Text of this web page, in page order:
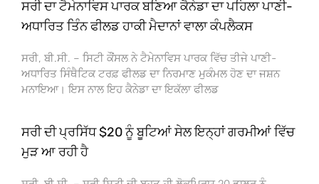
ਸਰੀ ਦਾ ਟੈਮੇਨਾਵਿਸ ਪਾਰਕ ਬਣਿਆ ਕੈਨੇਡਾ ਦਾ ਪਹਿਲਾ ਪਾਣੀ-
ਅਧਾਰਿਤ ਤਿੰਨ ਫੀਲਡ ਹਾਕੀ ਮੈਦਾਨਾਂ ਵਾਲਾ ਕੰਪਲੈਕਸ
ਸਰੀ, ਬੀ.ਸੀ. – ਸਿਟੀ ਕੌਂਸਲ ਨੇ ਟੈਮੇਨਾਵਿਸ ਪਾਰਕ ਵਿੱਚ ਤੀਜੇ ਪਾਣੀ-
ਅਧਾਰਿਤ ਸਿੰਥੈਟਿਕ ਟਰਫ਼ ਫੀਲਡ ਦਾ ਨਿਰਮਾਣ ਮੁਕੰਮਲ ਹੋਣ ਦਾ ਜਸ਼ਨ
ਮਨਾਇਆ। ਇਸ ਨਾਲ ਇਹ ਕੈਨੇਡਾ ਦਾ ਇਕੱਲਾ ਫੀਲਡ
ਸਰੀ ਦੀ ਪ੍ਰਸਿੱਧ $20 ਨੂੰ ਬੂਟਿਆਂ ਸੇਲ ਇਨ੍ਹਾਂ ਗਰਮੀਆਂ ਵਿੱਚ
ਮੁੜ ਆ ਰਹੀ ਹੈ